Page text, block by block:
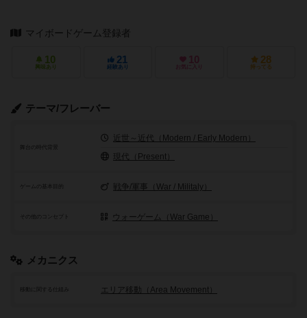
マイボードゲーム登録者
10
興味あり
21
経験あり
10
お気に入り
28
持ってる
テーマ/フレーバー
舞台の時代背景
近世～近代（Modern / Early Modern）
現代（Present）
ゲームの基本目的 戦争/軍事（War / Militaly）
その他のコンセプト ウォーゲーム（War Game）
メカニクス
移動に関する仕組み エリア移動（Area Movement）